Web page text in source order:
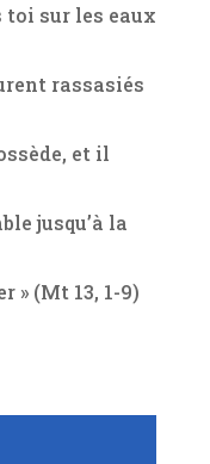
toi sur les eaux
rassasiés
et il
jusqu’à la
» (Mt 13, 1-9)